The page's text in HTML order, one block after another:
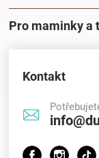
Pro maminky a
Kontakt